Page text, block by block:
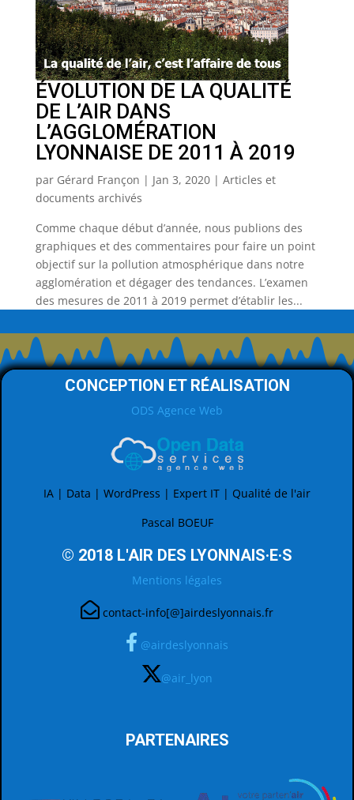
ÉVOLUTION DE LA QUALITÉ
DE L’AIR DANS
L’AGGLOMÉRATION
LYONNAISE DE 2011 À 2019
par Gérard Françon | Jan 3, 2020| Articles et
documents archivés
Comme chaque début d’année, nous publions des
graphiques et des commentaires pour faire un point
objectif sur la pollution atmosphérique dans notre
agglomération et dégager des tendances. L’examen
des mesures de 2011 à 2019 permet d’établir les...
CONCEPTION ET RÉALISATION
ODS Agence Web
IA | Data | WordPress | Expert IT | Qualité de l'air
Pascal BOEUF
© 2018 L'AIR DES LYONNAIS·E·S
Mentions légales
contact-info[@]airdeslyonnais.fr
@airdeslyonnais
@air_lyon
PARTENAIRES